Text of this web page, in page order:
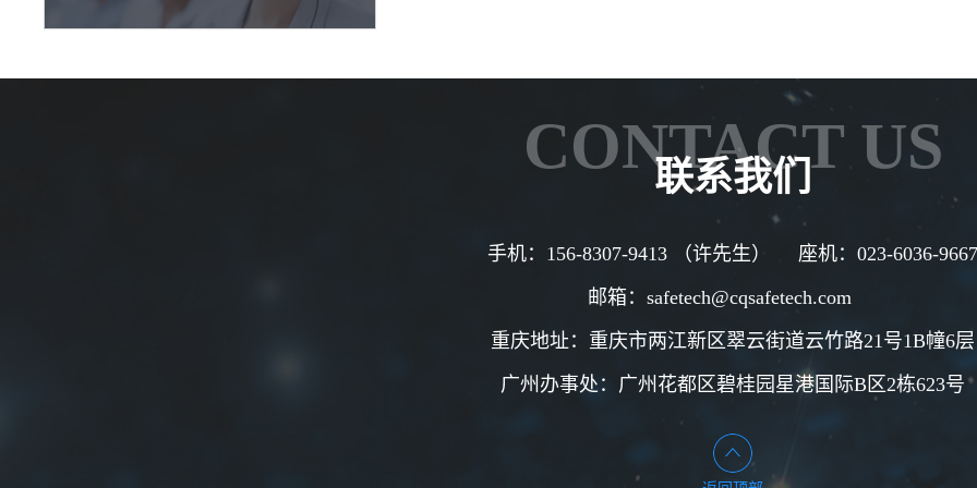
CONTACT US
联系我们
手机：156-8307-9413 （许先生） 座机：023-6036-9667
邮箱：safetech@cqsafetech.com
重庆地址：重庆市两江新区翠云街道云竹路21号1B幢6层
广州办事处： 广州花都区碧桂园星港国际B 区2栋623号